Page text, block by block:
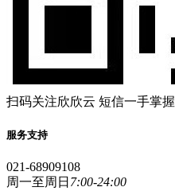
扫码关注欣欣云 短信一手掌握
服务支持
021-68909108
周一至周日 7:00-24:00